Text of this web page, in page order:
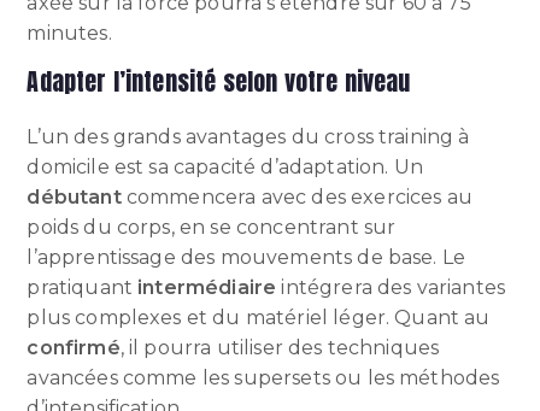
minutes.
Adapter l’intensité selon votre niveau
L’un des grands avantages du cross training à
domicile est sa capacité d’adaptation. Un
débutantcommencera avec des exercices au
poids du corps, en se concentrant sur
l’apprentissage des mouvements de base. Le
pratiquant intermédiaire intégrera des variantes
plus complexes et du matériel léger. Quant au
confirmé, il pourra utiliser des techniques
avancées comme les supersets ou les méthodes